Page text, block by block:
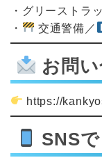
・グリーストラ
・
交通警備／
お問
https://
SNSで